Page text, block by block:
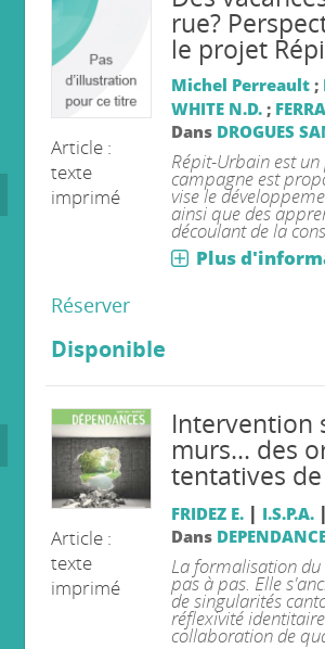
Article :
texte
imprimé
rue?
le projet
Michel Perreault;
WHITE N.D.;
Dans DROGUES
Répit-Urbain est
campagne est
vise le
ainsi que des
découlant de la
Plus
Réserver
Disponible
Article :
texte
imprimé
Intervention
murs... des
tentatives
FRIDEZ E. | I.S.P.A.|
Dans
La formalisation
pas à pas. Elle
de singularités
réflexivité
collaboration de